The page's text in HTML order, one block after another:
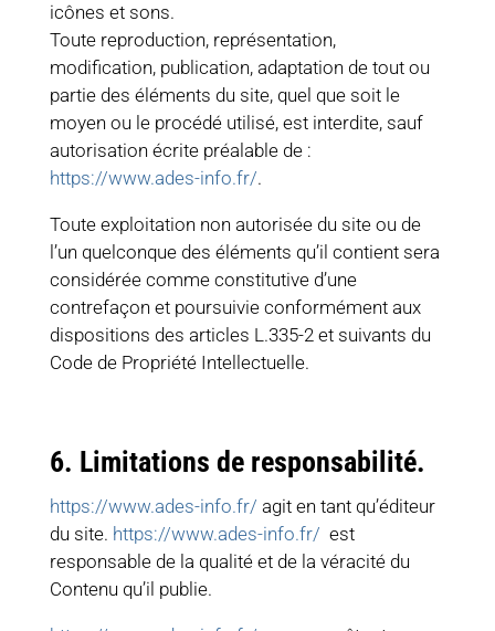
icônes et sons.
Toute reproduction, représentation,
modification, publication, adaptation de tout ou
partie des éléments du site, quel que soit le
moyen ou le procédé utilisé, est interdite, sauf
autorisation écrite préalable de :
https://www.ades-info.fr/.
Toute exploitation non autorisée du site ou de
l’un quelconque des éléments qu’il contient sera
considérée comme constitutive d’une
contrefaçon et poursuivie conformément aux
dispositions des articles L.335-2 et suivants du
Code de Propriété Intellectuelle.
6. Limitations de responsabilité.
https://www.ades-info.fr/ agit en tant qu’éditeur
du site. https://www.ades-info.fr/ est
responsable de la qualité et de la véracité du
Contenu qu’il publie.